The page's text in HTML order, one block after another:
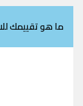
ما هو تقييمك